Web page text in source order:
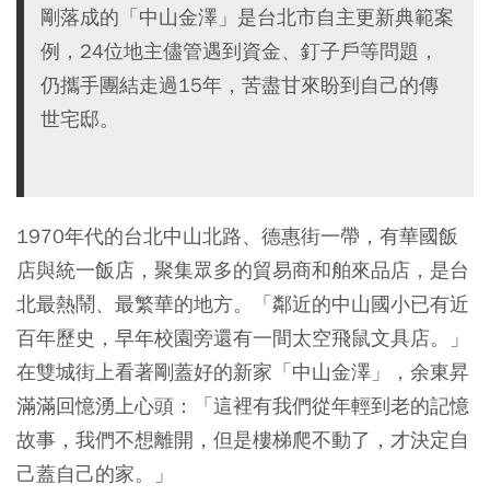
剛落成的「中山金澤」是台北市自主更新典範案
例，24位地主儘管遇到資金、釘子戶等問題，
仍攜手團結走過15年，苦盡甘來盼到自己的傳
世宅邸。
1970年代的台北中山北路、德惠街一帶，有華國飯
店與統一飯店，聚集眾多的貿易商和舶來品店，是台
北最熱鬧、最繁華的地方。「鄰近的中山國小已有近
百年歷史，早年校園旁還有一間太空飛鼠文具店。」
在雙城街上看著剛蓋好的新家「中山金澤」，余東昇
滿滿回憶湧上心頭：「這裡有我們從年輕到老的記憶
故事，我們不想離開，但是樓梯爬不動了，才決定自
己蓋自己的家。」